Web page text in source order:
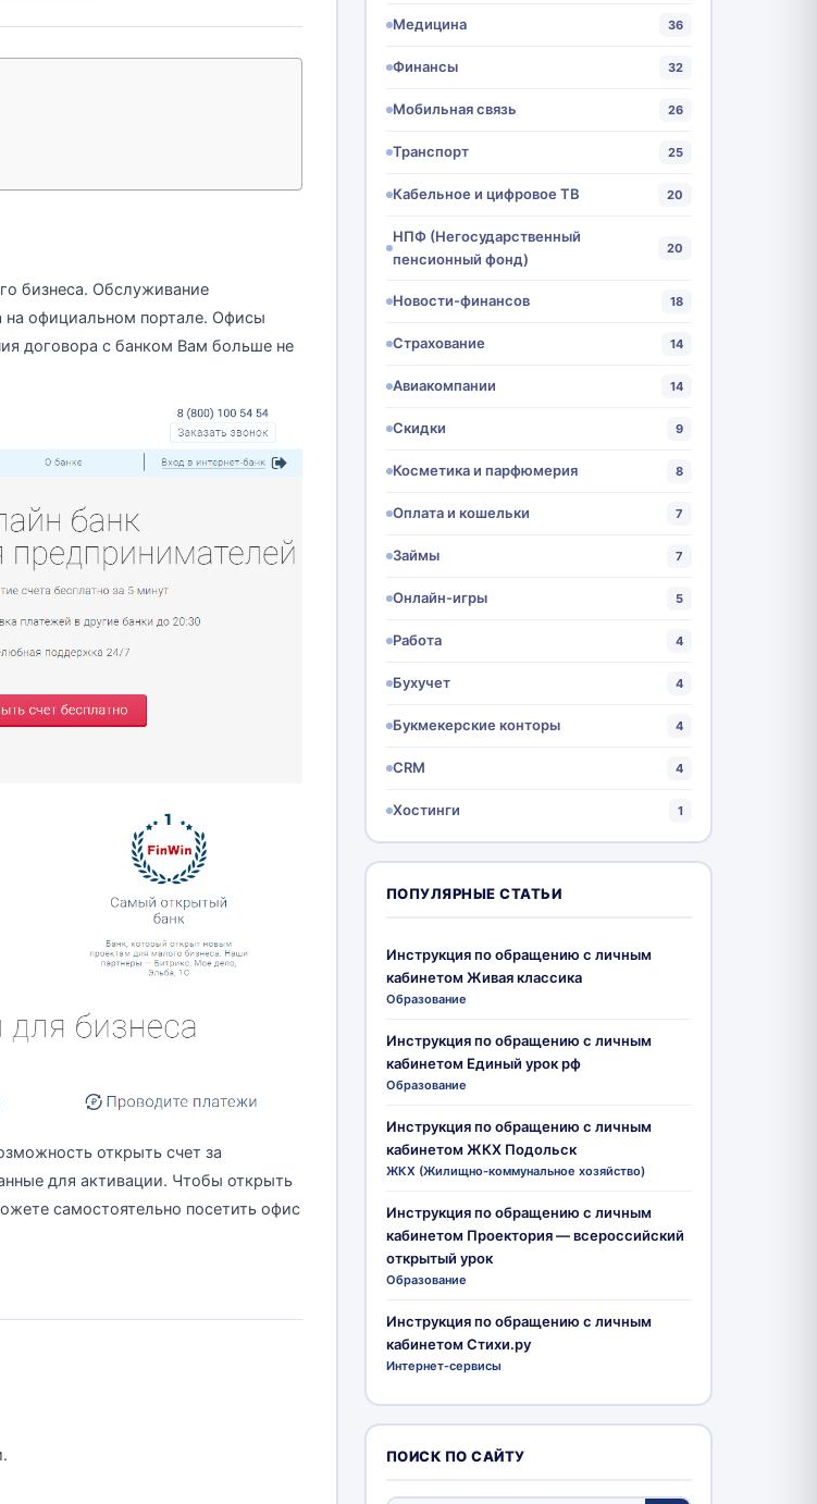
бизнеса. Обслуживание
официальном портале. Офисы
договора с банком Вам больше не
открыть счет за
для активации. Чтобы открыть
самостоятельно посетить офис
Медицина 36
Финансы 32
Мобильная связь 26
Транспорт 25
Кабельное и цифровое ТВ 20
НПФ (Негосударственный
пенсионный фонд)
20
Новости-финансов 18
Страхование 14
Авиакомпании 14
Скидки 9
Косметика и парфюмерия 8
Оплата и кошельки 7
Займы 7
Онлайн-игры 5
Работа 4
Бухучет 4
Букмекерские конторы 4
CRM 4
Хостинги 1
ПОПУЛЯРНЫЕ СТАТЬИ
Инструкция по обращению с личным
кабинетом Живая классика
Образование
Инструкция по обращению с личным
кабинетом Единый урок рф
Образование
Инструкция по обращению с личным
кабинетом ЖКХ Подольск
ЖКХ (Жилищно-коммунальное хозяйство)
Инструкция по обращению с личным
кабинетом Проектория — всероссийский
открытый урок
Образование
Инструкция по обращению с личным
кабинетом Стихи.ру
Интернет-сервисы
ПОИСК ПО САЙТУ